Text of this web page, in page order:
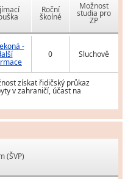
Roční
školné
Možnost
studia pro
ZP
-
0 Sluchově
získat řidičský průkaz
v zahraničí, účast na
(ŠVP)